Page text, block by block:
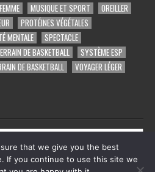
MUSIQUE ET SPORT
OREILLER
PROTÉINES VÉGÉTALES
MENTALE
SPECTACLE
DE BASKETBALL
SYSTÈME ESP
DE BASKETBALL VOYAGER LÉGER
that we give you the best
If you continue to use this site we